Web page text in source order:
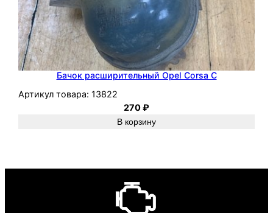
Бачок расширительный Opel Corsa C
Артикул товара: 13822
270₽
В корзину